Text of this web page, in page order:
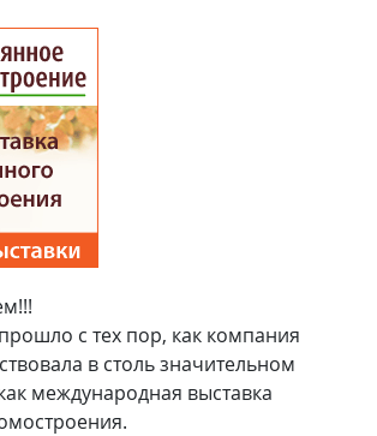
с тех пор, как компания
в столь значительном
международная выставка